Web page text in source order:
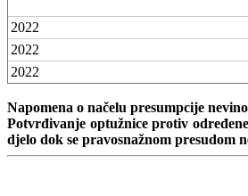
2022
2022
2022
Napomena o načelu presumpcije
Potvrđivanje optužnice protiv
djelo dok se pravosnažnom presudom